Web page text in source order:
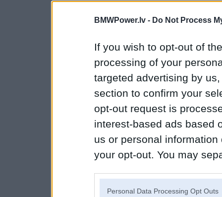
BMWPower.lv - Do Not Process
If you wish to opt-out of
processing of your
targeted advertising by
section to confirm your
opt-out request is
interest-based ads based
us or personal
your opt-out. You may
Personal Data Processing Opt Outs